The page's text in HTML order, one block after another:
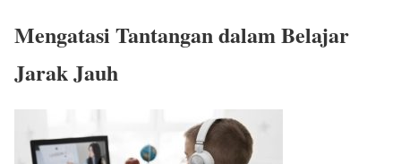
Mengatasi Tantangan dalam Belajar
Jarak Jauh